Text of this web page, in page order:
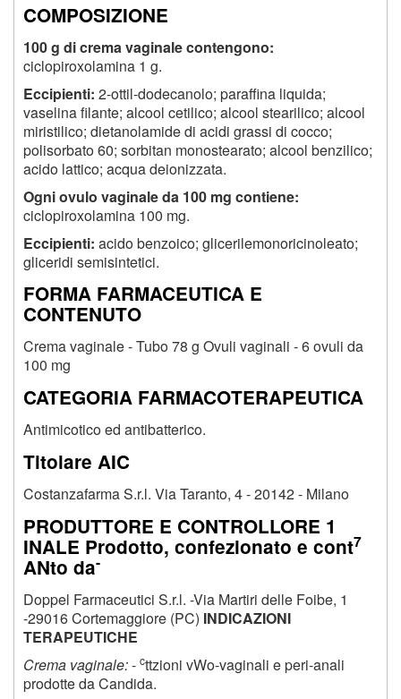
COMPOSIZIONE
100 g di crema vaginale contengono:
ciclopiroxolamina 1 g.
Eccipienti: 2-ottil-dodecanolo; paraffina liquida;
vaselina filante; alcool cetilico; alcool stearilico; alcool
miristilico; dietanolamide di acidi grassi di cocco;
polisorbato 60; sorbitan monostearato; alcool benzilico;
acido lattico; acqua deionizzata.
Ogni ovulo vaginale da 100 mg contiene:
ciclopiroxolamina 100 mg.
Eccipienti: acido benzoico; glicerilemonoricinoleato;
gliceridi semisintetici.
FORMA FARMACEUTICA E
CONTENUTO
Crema vaginale - Tubo 78 g Ovuli vaginali - 6 ovuli da
100 mg
CATEGORIA FARMACOTERAPEUTICA
Antimicotico ed antibatterico.
Titolare AIC
Costanzafarma S.r.l. Via Taranto, 4 - 20142 - Milano
PRODUTTORE E CONTROLLORE 1
INALE Prodotto, confezionato e cont7
ANto da-
Doppel Farmaceutici S.r.l. -Via Martiri delle Foibe, 1
-29016 Cortemaggiore (PC) INDICAZIONI
TERAPEUTICHE
Crema vaginale:- cttzioni vWo-vaginali e peri-anali
prodotte da Candida.